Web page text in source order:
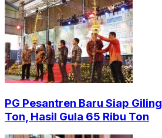
PG Pesantren Baru Siap
Ton, Hasil Gula 65 Ribu Ton